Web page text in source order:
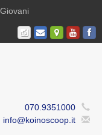
070.9351000
info@koinoscoop.it